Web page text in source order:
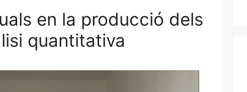
en la producció dels
quantitativa